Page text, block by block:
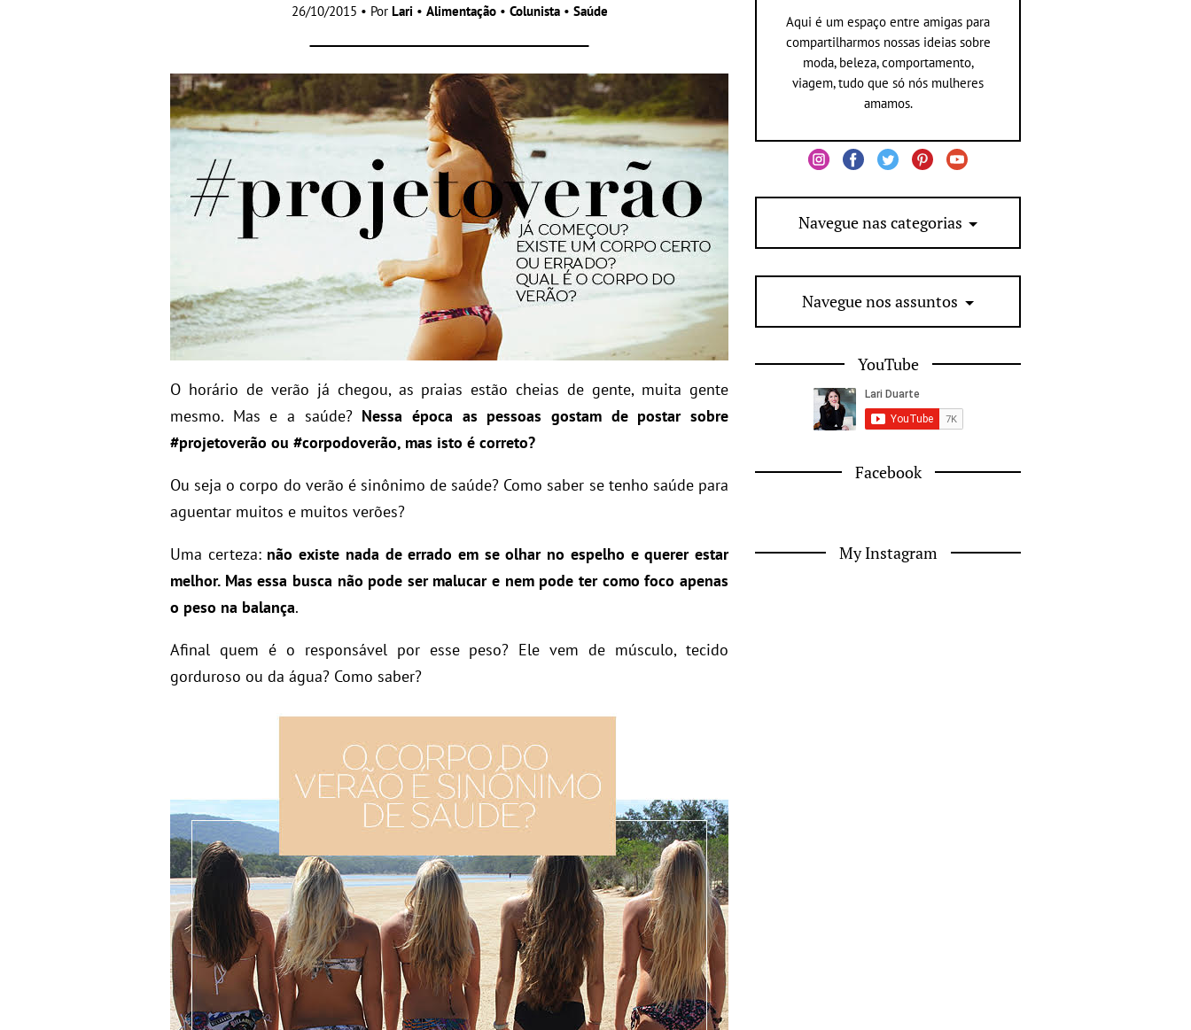
26/10/2015 • Por Lari • Alimentação• Colunista• Saúde
O horário de verão já chegou, as praias estão cheias de gente, muita gente
mesmo. Mas e a saúde? Nessa época as pessoas gostam de postar sobre
#projetoverão ou #corpodoverão, mas isto é correto?
Ou seja o corpo do verão é sinônimo de saúde? Como saber se tenho saúde para
aguentar muitos e muitos verões?
Uma certeza: não existe nada de errado em se olhar no espelho e querer estar
melhor. Mas essa busca não pode ser malucar e nem pode ter como foco apenas
o peso na balança.
Afinal quem é o responsável por esse peso? Ele vem de músculo, tecido
gorduroso ou da água? Como saber?
Aqui é um espaço entre amigas para
compartilharmos nossas ideias sobre
moda, beleza, comportamento,
viagem, tudo que só nós mulheres
amamos.
Navegue nas categorias
Navegue nos assuntos
YouTube
Facebook
My Instagram